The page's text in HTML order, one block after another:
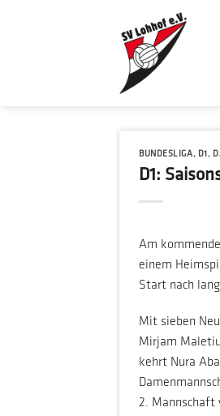
BUNDESLIGA, D1 ,
D1:
Am
einem
Start nach
Mit sieben
Mirjam
kehrt Nura
2. Mannschaft